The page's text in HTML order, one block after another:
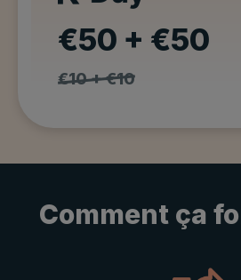
€50 + €50
€10 + €10
Comment ça